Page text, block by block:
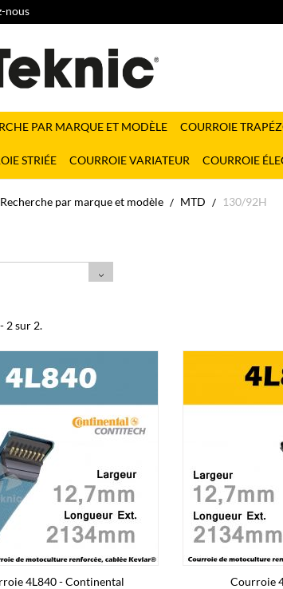
nous
PAR MARQUE ET MODÈLE COURROIE
STRIÉE COURROIE VARIATEUR COURROIE
Recherche par marque et modèle MTD 130/92H
2 sur 2.
4L840 - Continental Courroie